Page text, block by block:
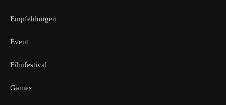
Empfehlungen
Event
Filmfestival
Games